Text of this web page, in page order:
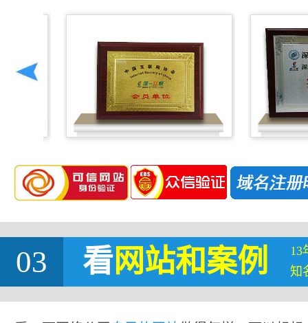
03 看网站和案例
13
知